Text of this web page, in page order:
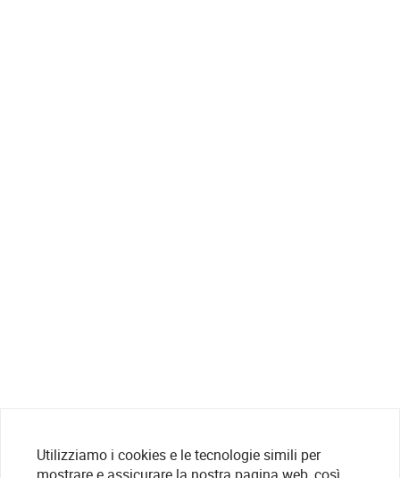
Utilizziamo i cookies e le tecnologie simili per